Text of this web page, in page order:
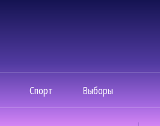
Спорт Выборы